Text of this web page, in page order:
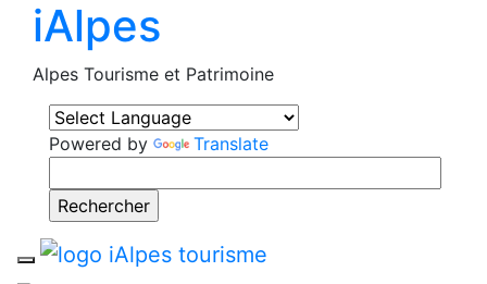
iAlpes
Alpes Tourisme et Patrimoine
Powered by Translate
Toggle navigation